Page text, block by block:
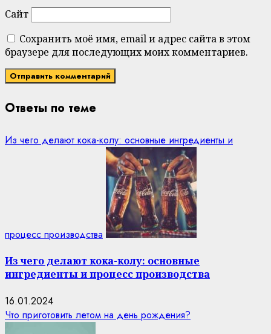
Сайт
Сохранить моё имя, email и адрес сайта в этом
браузере для последующих моих комментариев.
Ответы по теме
Из чего делают кока-колу: основные ингредиенты и
процесс производства
Из чего делают кока-колу: основные
ингредиенты и процесс производства
16.01.2024
Что приготовить летом на день рождения?